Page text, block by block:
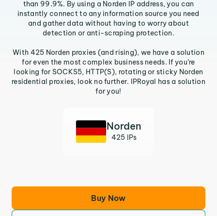
than 99.9%. By using a Norden IP address, you can
instantly connect to any information source you need
and gather data without having to worry about
detection or anti-scraping protection.
With 425 Norden proxies (and rising), we have a solution
for even the most complex business needs. If you’re
looking for SOCKS5, HTTP(S), rotating or sticky Norden
residential proxies, look no further. IPRoyal has a solution
for you!
Norden
425 IPs
Buy Now